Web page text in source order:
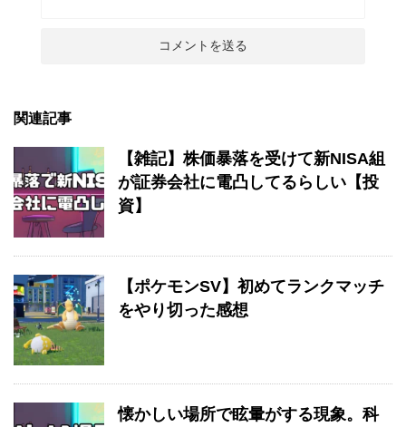
関連記事
【雑記】株価暴落を受けて新NISA組
が証券会社に電凸してるらしい【投
資】
【ポケモンSV】初めてランクマッチ
をやり切った感想
懐かしい場所で眩暈がする現象。科